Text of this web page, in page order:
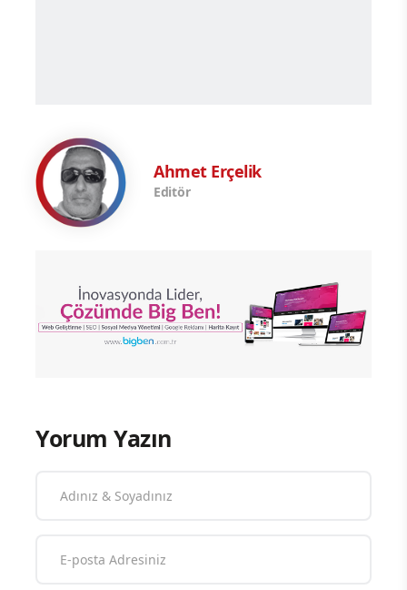
Ahmet Erçelik
Editör
Yorum Yazın